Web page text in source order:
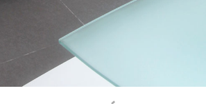
Nous contacter